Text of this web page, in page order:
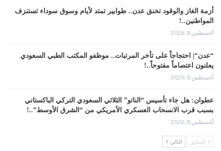
أزمة الغاز والوقود تخنق عدن.. طوابير تمتد لأيام وسوق سوداء تستنزف
المواطنين..!
أغسطس 8, 2026
“عدن“| احتجاجاً على تأخر المرتبات.. موظفو المكتب الطبي السعودي
يعلنون اعتصاماً مفتوحاً..!
أغسطس 8, 2026
عطوان: هل جاء تأسيس “الناتو” الثلاثي السعودي التركي الباكستاني
بسبب قرب الانسحاب العسكري الأمريكي من “الشرق الأوسط”..!
أغسطس 8, 2026
من حضرموت إلى عدن.. الانتقالي يصعّد ضد السعودية بعصيان مدني
السابق التالي